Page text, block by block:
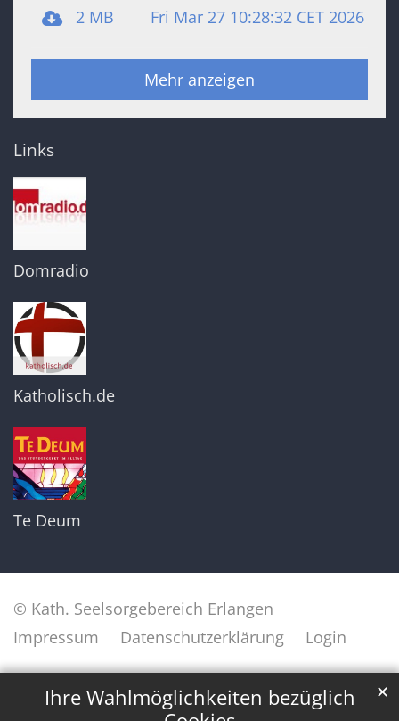
Ihre Wahlmöglichkeiten bezüglich
✕
2 MB
Fri Mar 27 10:28:32 CET 2026
Mehr anzeigen
Links
Domradio
Katholisch.de
Te Deum
© Kath. Seelsorgebereich Erlangen
Impressum
Datenschutzerklärung Login